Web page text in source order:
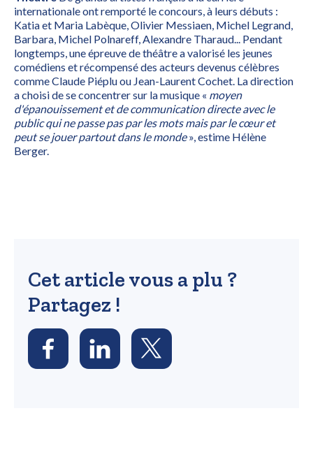
internationale ont remporté le concours, à leurs débuts :
Katia et Maria Labèque, Olivier Messiaen, Michel Legrand,
Barbara, Michel Polnareff, Alexandre Tharaud... Pendant
longtemps, une épreuve de théâtre a valorisé les jeunes
comédiens et récompensé des acteurs devenus célèbres
comme Claude Piéplu ou Jean-Laurent Cochet. La direction
a choisi de se concentrer sur la musique « moyen
d'épanouissement et de communication directe avec le
public qui ne passe pas par les mots mais par le cœur et
peut se jouer partout dans le monde», estime Hélène
Berger.
Cet article vous a plu ?
Partagez !